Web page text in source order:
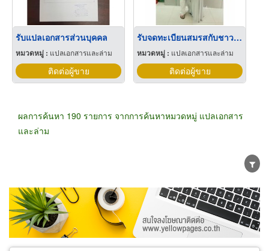
รับแปลเอกสารส่วนบุคคล
หมวดหมู่ : แปลเอกสารและล่าม
ติดต่อผู้ขาย
รับจดทะเบียนสมรสกับชาวต่างชาติ
หมวดหมู่ : แปลเอกสารและล่าม
ติดต่อผู้ขาย
ผลการค้นหา 190 รายการ จากการค้นหาหมวดหมู่ แปลเอกสาร
และล่าม
ขายส่ง ขายปลีก ผู้ผลิต
ตัวแทนจัดจำหน่าย
ผู้ส่งออก/นำเข้า
ธุรกิจบริการ